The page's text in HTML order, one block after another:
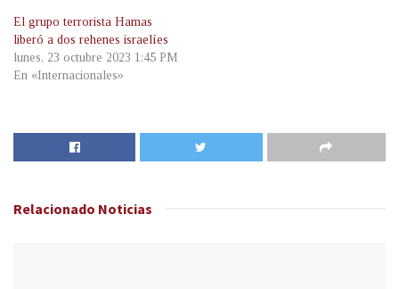
El grupo terrorista Hamas
liberó a dos rehenes israelíes
lunes, 23 octubre 2023 1:45 PM
En «Internacionales»
Relacionado Noticias